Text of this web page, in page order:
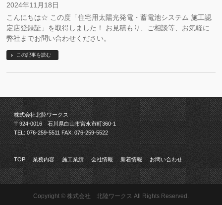
2024年11月18日
こんにちは☆ この度「住宅用太陽光発電・蓄電池システム 施工認
定店登録証」を取得しました！ お見積もり、ご相談等、お気軽に
弊社までお問い合わせください。
この記事を読む
株式会社北陸ワークス
〒924-0016 石川県白山市宮永市町360-1
TEL: 076-259-5511 FAX: 076-259-5522
TOP 業務内容 施工業績 会社情報 新着情報 お問い合わせ
Copyright © 株式会社 北陸ワークス All Rights Reserved.